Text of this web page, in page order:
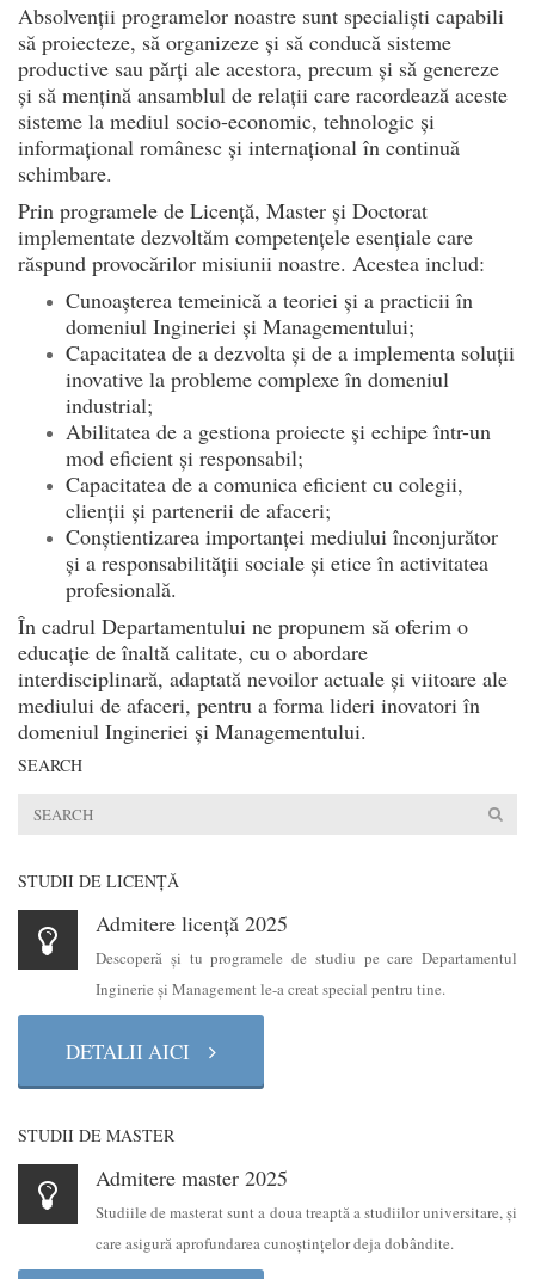
Absolvenții programelor noastre sunt specialiști capabili
să proiecteze, să organizeze și să conducă sisteme
productive sau părți ale acestora, precum și să genereze
și să mențină ansamblul de relații care racordează aceste
sisteme la mediul socio-economic, tehnologic și
informațional românesc și internațional în continuă
schimbare.
Prin programele de Licență, Master și Doctorat
implementate dezvoltăm competențele esențiale care
răspund provocărilor misiunii noastre. Acestea includ:
Cunoașterea temeinică a teoriei și a practicii în
domeniul Ingineriei și Managementului;
Capacitatea de a dezvolta și de a implementa soluții
inovative la probleme complexe în domeniul
industrial;
Abilitatea de a gestiona proiecte și echipe într-un
mod eficient și responsabil;
Capacitatea de a comunica eficient cu colegii,
clienții și partenerii de afaceri;
Conștientizarea importanței mediului înconjurător
și a responsabilității sociale și etice în activitatea
profesională.
În cadrul Departamentului ne propunem să oferim o
educație de înaltă calitate, cu o abordare
interdisciplinară, adaptată nevoilor actuale și viitoare ale
mediului de afaceri, pentru a forma lideri inovatori în
domeniul Ingineriei și Managementului.
SEARCH
STUDII DE LICENŢĂ
Admitere licență 2025
Descoperă şi tu programele de studiu pe care Departamentul
Inginerie şi Management le-a creat special pentru tine.
DETALII AICI
STUDII DE MASTER
Admitere master 2025
Studiile de masterat sunt a doua treaptă a studiilor universitare, şi
care asigură aprofundarea cunoştinţelor deja dobândite.